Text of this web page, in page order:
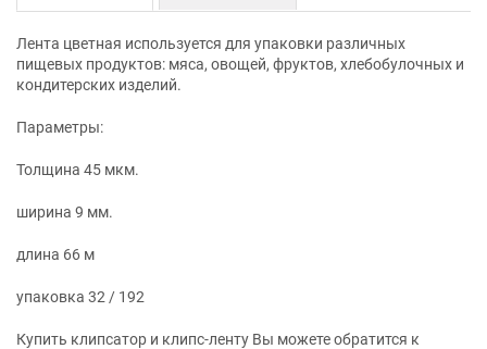
Лента цветная используется для упаковки различных
пищевых продуктов: мяса, овощей, фруктов, хлебобулочных и
кондитерских изделий.
Параметры:
Толщина 45 мкм.
ширина 9 мм.
длина 66 м
упаковка 32 / 192
Купить клипсатор и клипс-ленту Вы можете обратится к